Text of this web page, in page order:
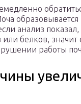
анализ
белков,
работы